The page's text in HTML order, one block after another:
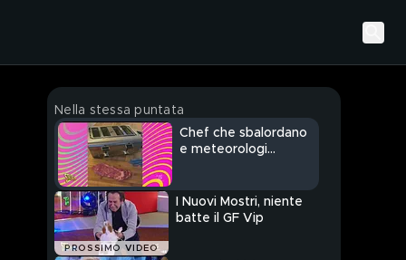
Nella stessa puntata
Chef che sbalordano
e meteorologi
PROSSIMO VIDEO
I Nuovi Mostri, niente
batte il GF Vip